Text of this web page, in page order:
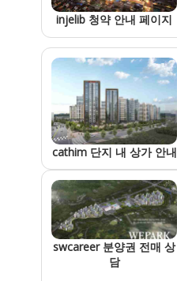
injelib 청약 안내 페이지
cathim 단지 내 상가 안내
swcareer 분양권 전매 상
담